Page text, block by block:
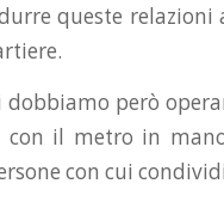
queste relazioni
però
il metro in
con cui